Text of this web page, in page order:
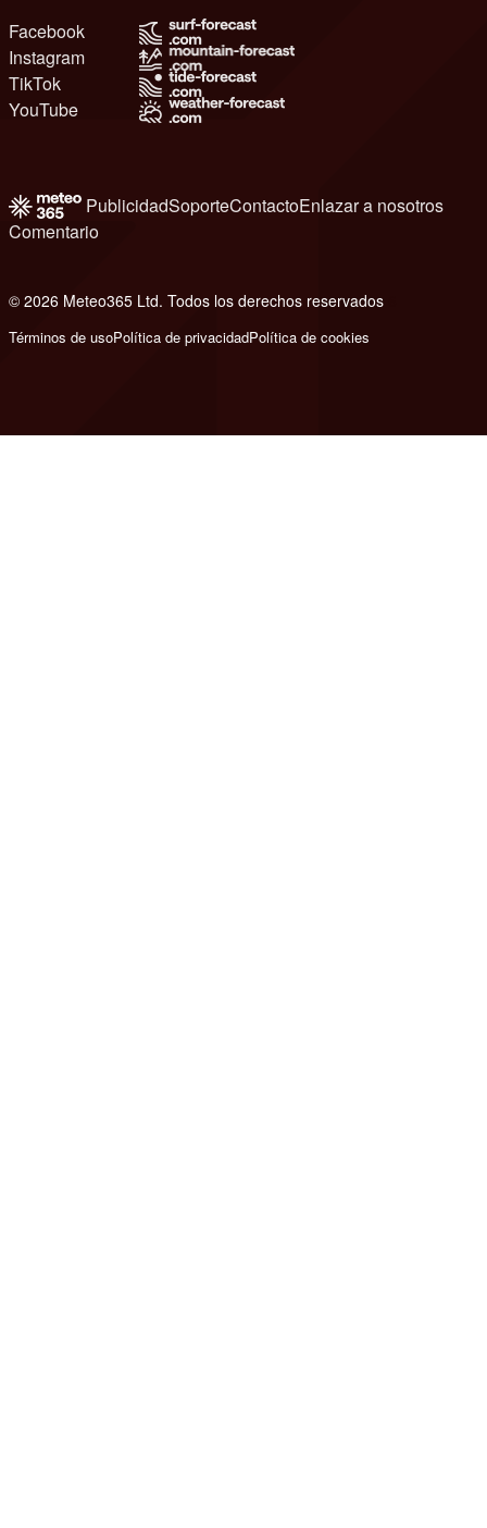
Facebook
Instagram
TikTok
YouTube
PublicidadSoporteContactoEnlazar a nosotros
Comentario
© 2026 Meteo365 Ltd. Todos los derechos reservados
Términos de usoPolítica de privacidadPolítica de cookies